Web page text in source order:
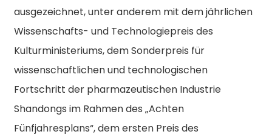
ausgezeichnet, unter anderem mit dem jährlichen
Wissenschafts- und Technologiepreis des
Kulturministeriums, dem Sonderpreis für
wissenschaftlichen und technologischen
Fortschritt der pharmazeutischen Industrie
Shandongs im Rahmen des „Achten
Fünfjahresplans“, dem ersten Preis des